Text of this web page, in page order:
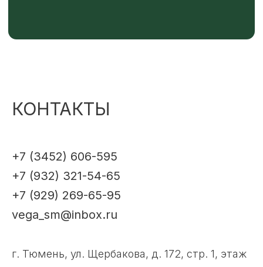
КОНТАКТЫ
+7 (3452) 606-595
+7 (932) 321-54-65
+7 (929) 269-65-95
vega_sm@inbox.ru
г. Тюмень, ул. Щербакова, д. 172, стр. 1, этаж